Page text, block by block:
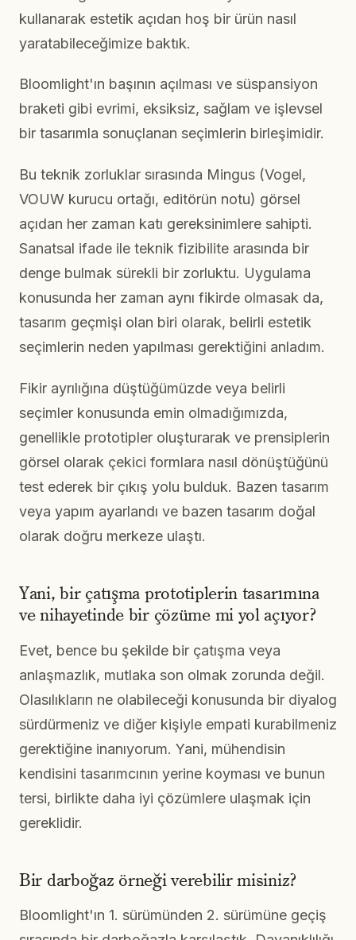
kullanarak estetik açıdan hoş bir ürün nasıl
yaratabileceğimize baktık.
Bloomlight'ın başının açılması ve süspansiyon
braketi gibi evrimi, eksiksiz, sağlam ve işlevsel
bir tasarımla sonuçlanan seçimlerin birleşimidir.
Bu teknik zorluklar sırasında Mingus (Vogel,
VOUW kurucu ortağı, editörün notu) görsel
açıdan her zaman katı gereksinimlere sahipti.
Sanatsal ifade ile teknik fizibilite arasında bir
denge bulmak sürekli bir zorluktu. Uygulama
konusunda her zaman aynı fikirde olmasak da,
tasarım geçmişi olan biri olarak, belirli estetik
seçimlerin neden yapılması gerektiğini anladım.
Fikir ayrılığına düştüğümüzde veya belirli
seçimler konusunda emin olmadığımızda,
genellikle prototipler oluşturarak ve prensiplerin
görsel olarak çekici formlara nasıl dönüştüğünü
test ederek bir çıkış yolu bulduk. Bazen tasarım
veya yapım ayarlandı ve bazen tasarım doğal
olarak doğru merkeze ulaştı.
Yani, bir çatışma prototiplerin tasarımına
ve nihayetinde bir çözüme mi yol açıyor?
Evet, bence bu şekilde bir çatışma veya
anlaşmazlık, mutlaka son olmak zorunda değil.
Olasılıkların ne olabileceği konusunda bir diyalog
sürdürmeniz ve diğer kişiyle empati kurabilmeniz
gerektiğine inanıyorum. Yani, mühendisin
kendisini tasarımcının yerine koyması ve bunun
tersi, birlikte daha iyi çözümlere ulaşmak için
gereklidir.
Bir darboğaz örneği verebilir misiniz?
Bloomlight'ın 1. sürümünden 2. sürümüne geçiş